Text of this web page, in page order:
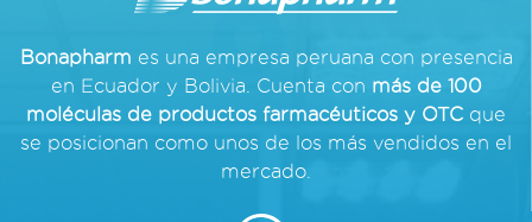
Bonapharm es una empresa peruana con presencia
en Ecuador y Bolivia. Cuenta con más de 100
moléculas de productos farmacéuticos y OTC que
se posicionan como unos de los más vendidos en el
mercado.